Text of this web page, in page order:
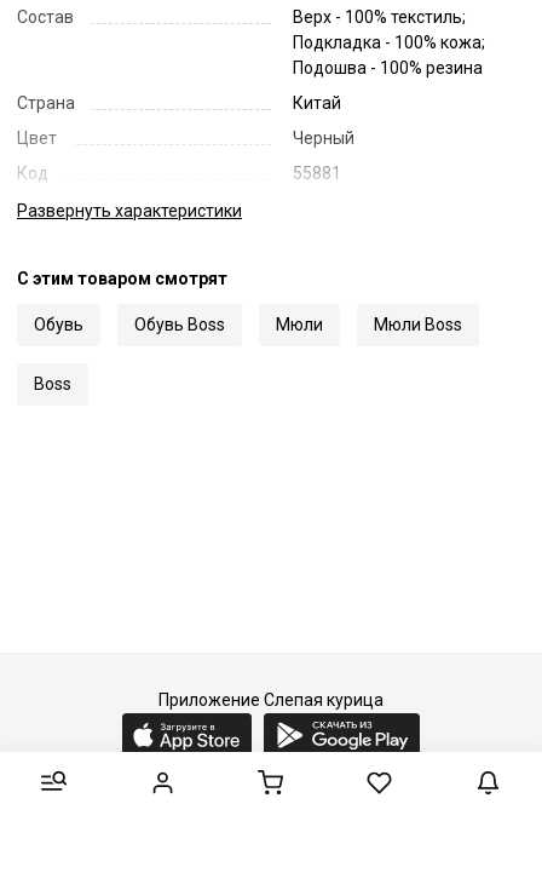
Состав
Верх - 100% текстиль;
Подкладка - 100% кожа;
Подошва - 100% резина
Страна
Китай
Цвет
Черный
Код
55881
Артикул
Развернуть характеристики
С этим товаром смотрят
Обувь Обувь Boss Мюли Мюли Boss
Boss
Приложение Слепая курица
2015-2026 © Слепая курица - fashion concept store.